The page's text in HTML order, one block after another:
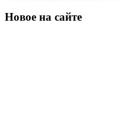
Новое на сайте